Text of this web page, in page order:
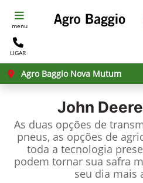
menu
LIGAR
Agro Baggio Nova Mutum
John Deere
As duas opções de
pneus, as opções de
toda a tecnologia
podem tornar sua safra
seu dia mais